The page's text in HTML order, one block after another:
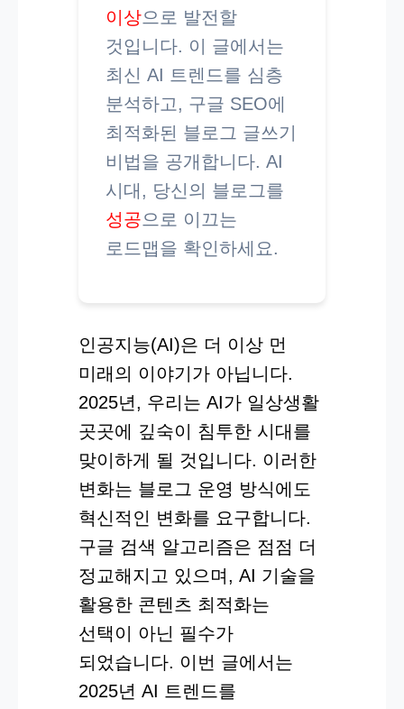
이상으로 발전할
것입니다. 이 글에서는
최신 AI 트렌드를 심층
분석하고, 구글 SEO에
최적화된 블로그 글쓰기
비법을 공개합니다. AI
시대, 당신의 블로그를
성공으로 이끄는
로드맵을 확인하세요.
인공지능(AI)은 더 이상 먼
미래의 이야기가 아닙니다.
2025년, 우리는 AI가 일상생활
곳곳에 깊숙이 침투한 시대를
맞이하게 될 것입니다. 이러한
변화는 블로그 운영 방식에도
혁신적인 변화를 요구합니다.
구글 검색 알고리즘은 점점 더
정교해지고 있으며, AI 기술을
활용한 콘텐츠 최적화는
선택이 아닌 필수가
되었습니다. 이번 글에서는
2025년 AI 트렌드를